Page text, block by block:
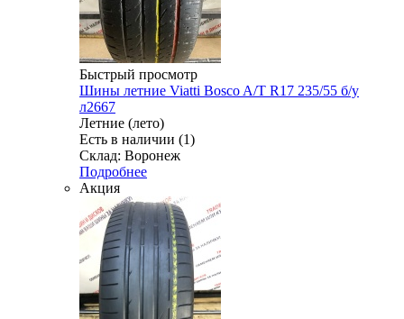
Быстрый просмотр
Шины летние Viatti Bosco A/T R17 235/55 б/у
л2667
Летние (лето)
Есть в наличии (1)
Склад: Воронеж
Подробнее
Акция